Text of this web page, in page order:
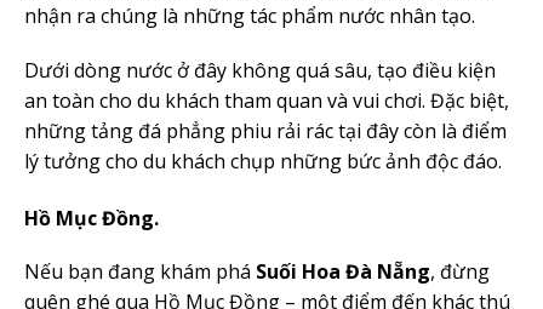
nhận ra chúng là những tác phẩm nước nhân tạo.
Dưới dòng nước ở đây không quá sâu, tạo điều kiện
an toàn cho du khách tham quan và vui chơi. Đặc biệt,
những tảng đá phẳng phiu rải rác tại đây còn là điểm
lý tưởng cho du khách chụp những bức ảnh độc đáo.
Hồ Mục Đồng.
Nếu bạn đang khám phá Suối Hoa Đà Nẵng, đừng
quên ghé qua Hồ Mục Đồng – một điểm đến khác thú